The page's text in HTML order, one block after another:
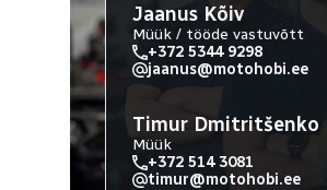
Jaanus Kõiv
Müük / tööde vastuvõtt
+372 5344 9298
jaanus@motohobi.ee
Timur Dmitritšenko
Müük
+372 514 3081
timur@motohobi.ee